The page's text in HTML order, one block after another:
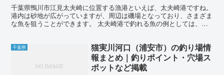
千葉県鴨川市江見太夫崎に位置する漁港といえば、太夫崎港ですね。
港内は砂地が広がっていますが、周辺は磯場となっており、さまざま
な魚を狙うことができます。 太夫崎港で釣れる魚の例としては、ア
千葉県
猫実川河口（浦安市）の釣り場情
報まとめ｜釣りポイント・穴場ス
ポットなど掲載